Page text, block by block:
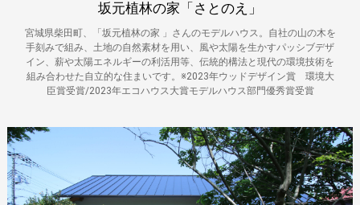
坂元植林の家「さとのえ」
宮城県柴田町、「坂元植林の家 」さんのモデルハウス。自社の山の木を
手刻みで組み、土地の自然素材を用い、風や太陽を生かすパッシブデザ
イン、薪や太陽エネルギーの利活用等、伝統的構法と現代の環境技術を
組み合わせた自立的な住まいです。※2023年ウッドデザイン賞 環境大
臣賞受賞/2023年エコハウス大賞モデルハウス部門優秀賞受賞